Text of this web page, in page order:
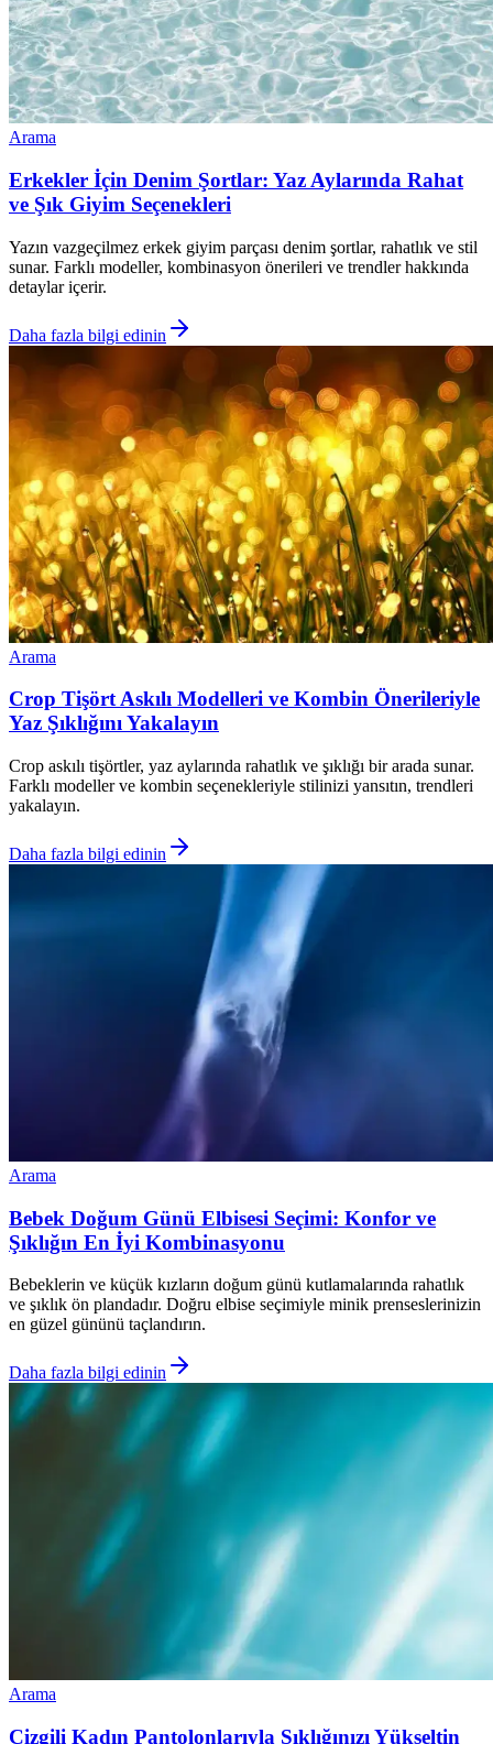
Arama
Erkekler İçin Denim Şortlar: Yaz Aylarında Rahat
ve Şık Giyim Seçenekleri
Yazın vazgeçilmez erkek giyim parçası denim şortlar, rahatlık ve stil
sunar. Farklı modeller, kombinasyon önerileri ve trendler hakkında
detaylar içerir.
Daha fazla bilgi edinin
Arama
Crop Tişört Askılı Modelleri ve Kombin Önerileriyle
Yaz Şıklığını Yakalayın
Crop askılı tişörtler, yaz aylarında rahatlık ve şıklığı bir arada sunar.
Farklı modeller ve kombin seçenekleriyle stilinizi yansıtın, trendleri
yakalayın.
Daha fazla bilgi edinin
Arama
Bebek Doğum Günü Elbisesi Seçimi: Konfor ve
Şıklığın En İyi Kombinasyonu
Bebeklerin ve küçük kızların doğum günü kutlamalarında rahatlık
ve şıklık ön plandadır. Doğru elbise seçimiyle minik prenseslerinizin
en güzel gününü taçlandırın.
Daha fazla bilgi edinin
Arama
Çizgili Kadın Pantolonlarıyla Şıklığınızı Yükseltin